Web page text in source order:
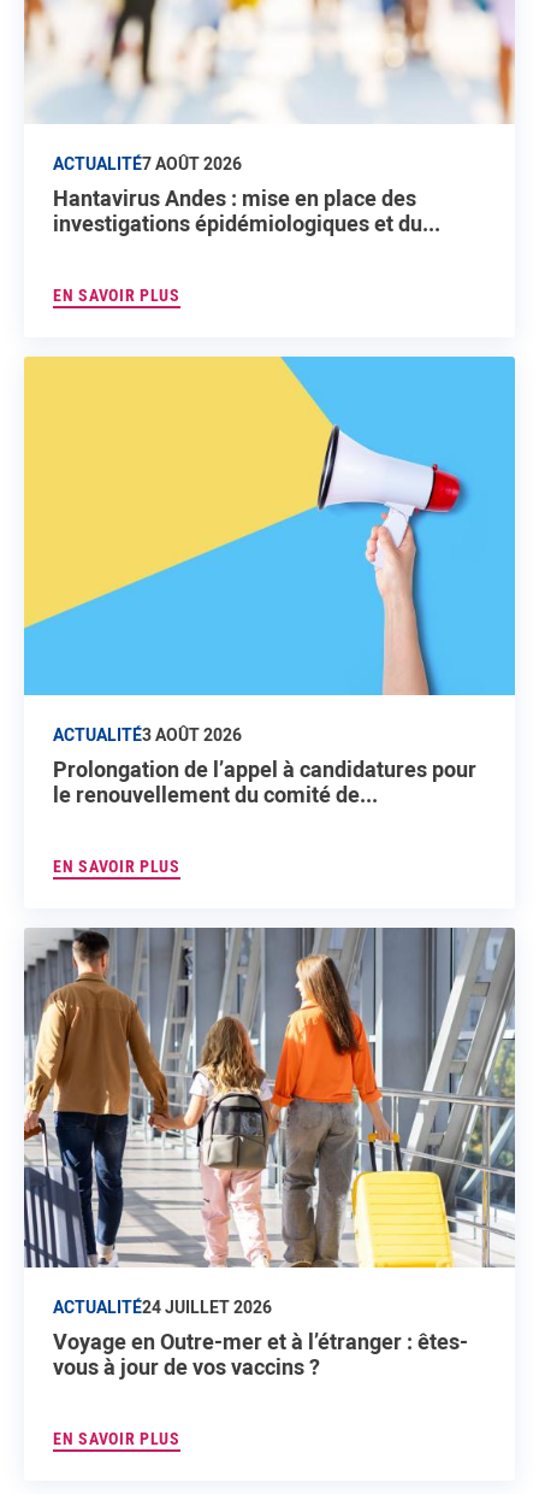
ACTUALITÉ7 AOÛT 2026
Hantavirus Andes : mise en place des
investigations épidémiologiques et du...
EN SAVOIR PLUS
ACTUALITÉ3 AOÛT 2026
Prolongation de l’appel à candidatures pour
le renouvellement du comité de...
EN SAVOIR PLUS
ACTUALITÉ24 JUILLET 2026
Voyage en Outre-mer et à l’étranger : êtes-
vous à jour de vos vaccins ?
EN SAVOIR PLUS